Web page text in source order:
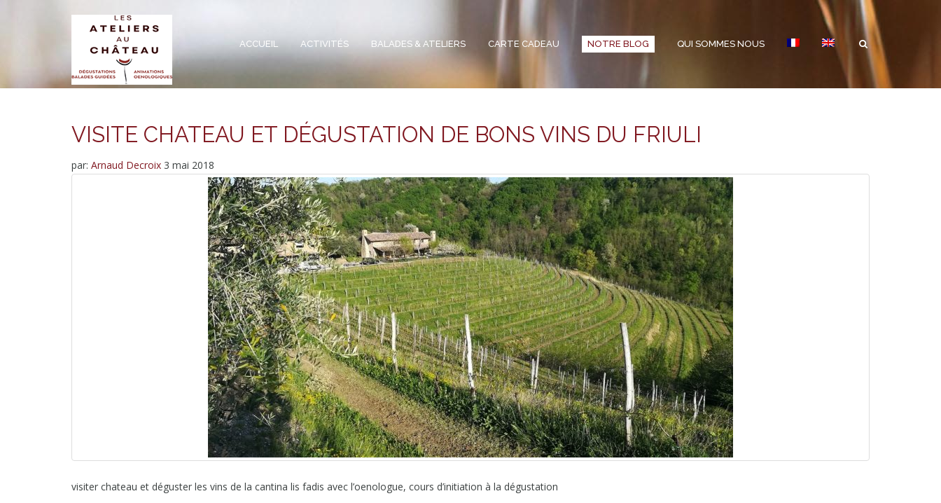
ACCUEIL ACTIVITÉS BALADES & ATELIERS CARTE CADEAU NOTRE BLOG QUI SOMMES NOUS
VISITE CHATEAU ET DÉGUSTATION DE BONS VINS DU FRIULI
par: Arnaud Decroix 3 mai 2018
visiter chateau et déguster les vins de la cantina lis fadis avec l’oenologue, cours d’initiation à la dégustation